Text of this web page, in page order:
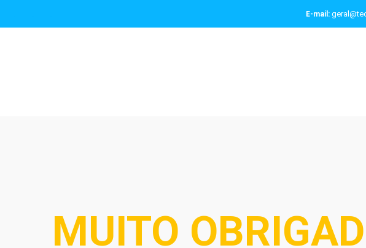
E-mail:
MUITO